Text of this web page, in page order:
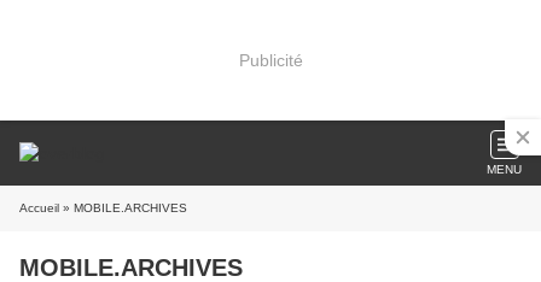
Publicité
MENU
Accueil » MOBILE.ARCHIVES
MOBILE.ARCHIVES